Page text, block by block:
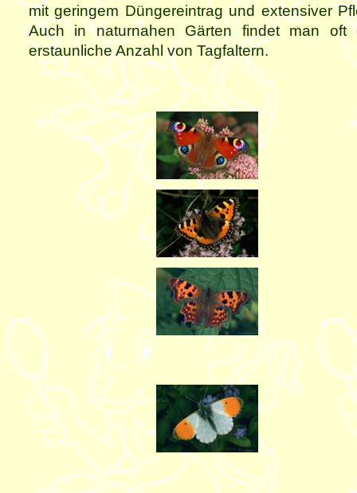
mit geringem Düngereintrag und extensiver
Auch in naturnahen Gärten findet man oft
erstaunliche Anzahl von Tagfaltern.